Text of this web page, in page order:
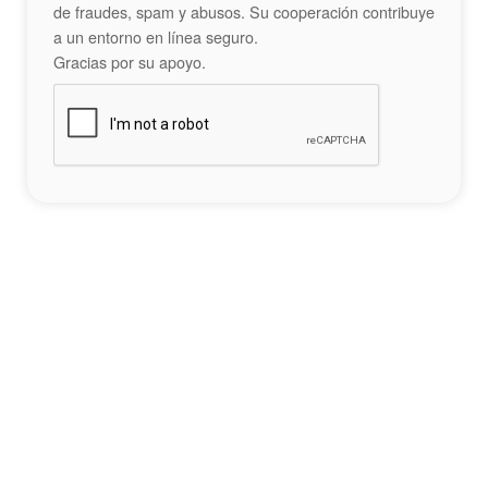
de fraudes, spam y abusos. Su cooperación contribuye
a un entorno en línea seguro.
Gracias por su apoyo.